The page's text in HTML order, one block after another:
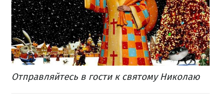
Отправляйтесь в гости к святому Николаю